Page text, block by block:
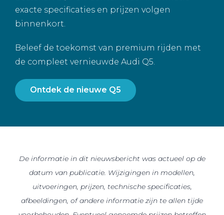
exacte specificaties en prijzen volgen
binnenkort.
Beleef de toekomst van premium rijden met
de compleet vernieuwde Audi Q5.
Ontdek de nieuwe Q5
De informatie in dit nieuwsbericht was actueel op de
datum van publicatie. Wijzigingen in modellen,
uitvoeringen, prijzen, technische specificaties,
afbeeldingen, of andere informatie zijn te allen tijde